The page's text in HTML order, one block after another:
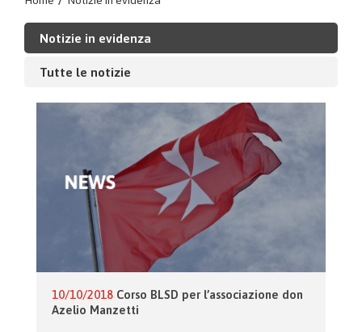
Notizie in evidenza
Tutte le notizie
10/10/2018 Corso BLSD per l’associazione don
Azelio Manzetti